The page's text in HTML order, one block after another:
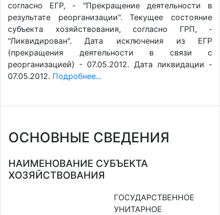
согласно ЕГР, - "Прекращение деятельности в
результате реорганизации". Текущее состояние
субъекта хозяйствования, согласно ГРП, -
"Ликвидирован". Дата исключения из ЕГР
(прекращения деятельности в связи с
реорганизацией) - 07.05.2012. Дата ликвидации -
07.05.2012. Подробнее...
ОСНОВНЫЕ СВЕДЕНИЯ
НАИМЕНОВАНИЕ СУБЪЕКТА
ХОЗЯЙСТВОВАНИЯ
ГОСУДАРСТВЕННОЕ
УНИТАРНОЕ